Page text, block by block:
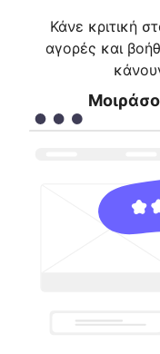
Κάνε κριτική
αγορές και